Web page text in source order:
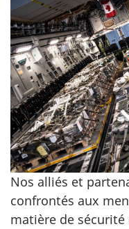
Nos alliés et
confrontés aux
matière de sécurité